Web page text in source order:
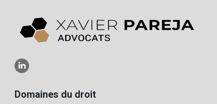
Domaines du droit